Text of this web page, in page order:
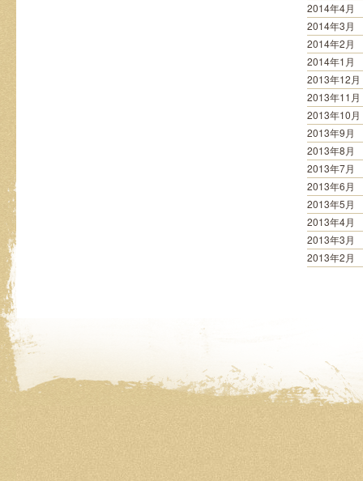
2014年4月
2014年3月
2014年2月
2014年1月
2013年12月
2013年11月
2013年10月
2013年9月
2013年8月
2013年7月
2013年6月
2013年5月
2013年4月
2013年3月
2013年2月